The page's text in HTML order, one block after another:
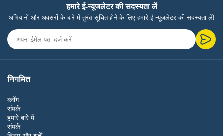
हमारे ई-न्यूजलेटर की सदस्यता लें
अभियानों और अवसरों के बारे में तुरंत सूचित होने के लिए हमारे ई-न्यूज़लेटर की सदस्यता लें!
निगमित
ब्लॉग
संपर्क
हमारे बारे में
संपर्क